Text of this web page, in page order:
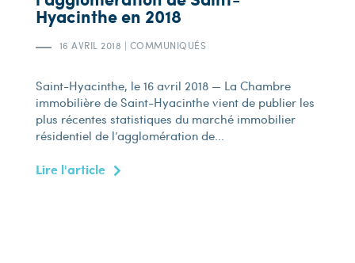
Hyacinthe en 2018
16 AVRIL 2018 | COMMUNIQUÉS
Saint-Hyacinthe, le 16 avril 2018 — La Chambre
immobilière de Saint-Hyacinthe vient de publier les
plus récentes statistiques du marché immobilier
résidentiel de l’agglomération de...
Lire l'article